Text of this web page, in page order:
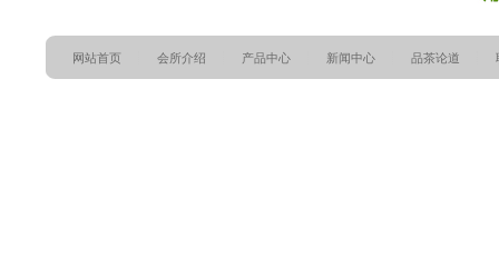
网站首页 会所介绍 产品中心 新闻中心 品茶论道